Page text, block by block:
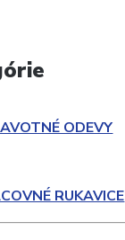
ODEVY
RUKAVICE